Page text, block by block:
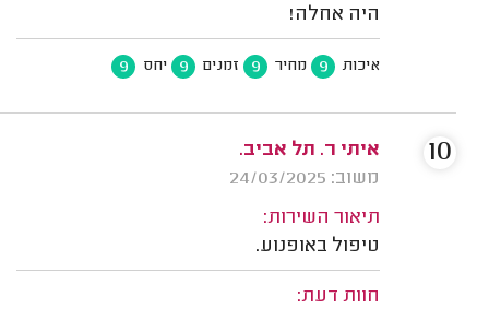
היה אחלה!
איכות 9 מחיר 9 זמנים 9 יחס 9
איתי ר. תל אביב.
משוב: 24/03/2025
תיאור השירות:
טיפול באופנוע.
חוות דעת:
10